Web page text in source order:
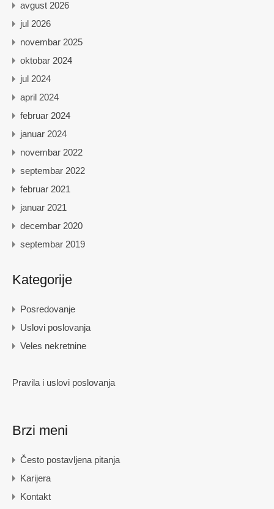
avgust 2026
jul 2026
novembar 2025
oktobar 2024
jul 2024
april 2024
februar 2024
januar 2024
novembar 2022
septembar 2022
februar 2021
januar 2021
decembar 2020
septembar 2019
Kategorije
Posredovanje
Uslovi poslovanja
Veles nekretnine
Pravila i uslovi poslovanja
Brzi meni
Često postavljena pitanja
Karijera
Kontakt